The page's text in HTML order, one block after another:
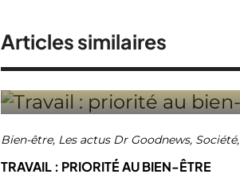
Articles similaires
Bien-être, Les actus Dr Goodnews, Société,
TRAVAIL : PRIORITÉ AU BIEN-ÊTRE